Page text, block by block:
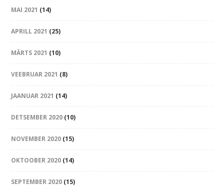
MAI 2021 (14)
APRILL 2021 (25)
MÄRTS 2021 (10)
VEEBRUAR 2021 (8)
JAANUAR 2021 (14)
DETSEMBER 2020 (10)
NOVEMBER 2020 (15)
OKTOOBER 2020 (14)
SEPTEMBER 2020 (15)